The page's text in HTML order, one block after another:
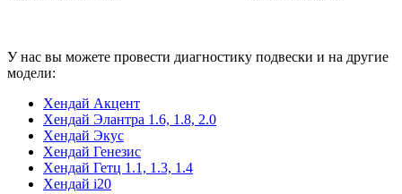
У нас вы можете провести диагностику подвески и на другие
модели:
Хендай Акцент
Хендай Элантра 1.6, 1.8, 2.0
Хендай Экус
Хендай Генезис
Хендай Гетц 1.1, 1.3, 1.4
Хендай i20